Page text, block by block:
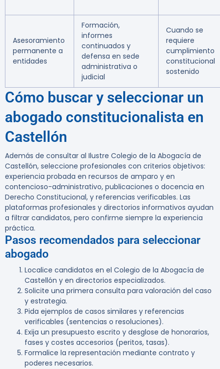
Asesoramiento
permanente a
entidades
Formación,
informes
continuados y
defensa en sede
administrativa o
judicial
Cuando se
requiere
cumplimiento
constitucional
sostenido
Cómo buscar y seleccionar un
abogado constitucionalista en
Castellón
Además de consultar al Ilustre Colegio de la Abogacía de
Castellón, seleccione profesionales con criterios objetivos:
experiencia probada en recursos de amparo y en
contencioso-administrativo, publicaciones o docencia en
Derecho Constitucional, y referencias verificables. Las
plataformas profesionales y directorios informativos ayudan
a filtrar candidatos, pero confirme siempre la experiencia
práctica.
Pasos recomendados para seleccionar
abogado
Localice candidatos en el Colegio de la Abogacía de
Castellón y en directorios especializados.
Solicite una primera consulta para valoración del caso
y estrategia.
Pida ejemplos de casos similares y referencias
verificables (sentencias o resoluciones).
Exija un presupuesto escrito y desglose de honorarios,
fases y costes accesorios (peritos, tasas).
Formalice la representación mediante contrato y
poderes necesarios.